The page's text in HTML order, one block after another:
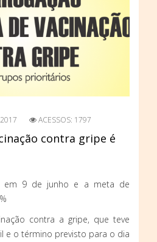
ACESSOS: 1797
contra gripe é
em 9 de junho e a meta de
contra a gripe, que teve
e o término previsto para o dia